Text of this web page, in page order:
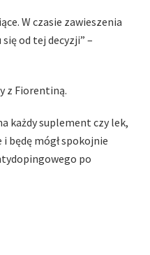
W czasie zawieszenia
od tej decyzji” –
z Fiorentiną.
każdy suplement czy lek,
będę mógł spokojnie
po